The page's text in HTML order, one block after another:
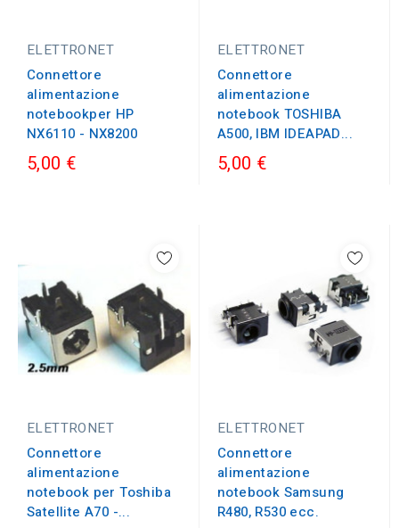
ELETTRONET
Connettore
alimentazione
notebookper HP
NX6110 - NX8200
5,00 €
ELETTRONET
Connettore
alimentazione
notebook TOSHIBA
A500, IBM IDEAPAD...
5,00 €
ELETTRONET
Connettore
alimentazione
notebook per Toshiba
Satellite A70 -...
ELETTRONET
Connettore
alimentazione
notebook Samsung
R480, R530 ecc.